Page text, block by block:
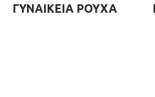
ΓΥΝΑΙΚΕΙΑ ΡΟΥΧΑ